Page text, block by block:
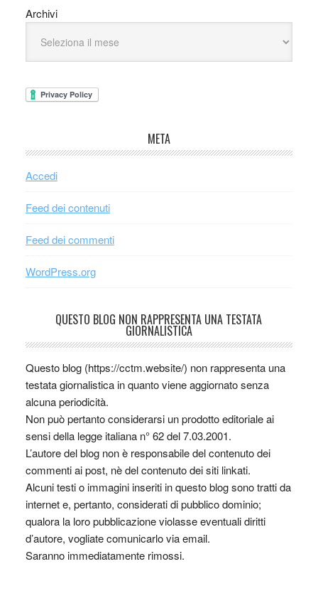
Archivi
META
Accedi
Feed dei contenuti
Feed dei commenti
WordPress.org
QUESTO BLOG NON RAPPRESENTA UNA TESTATA
GIORNALISTICA
Questo blog (https://cctm.website/) non rappresenta una
testata giornalistica in quanto viene aggiornato senza
alcuna periodicità.
Non può pertanto considerarsi un prodotto editoriale ai
sensi della legge italiana n° 62 del 7.03.2001.
L’autore del blog non è responsabile del contenuto dei
commenti ai post, nè del contenuto dei siti linkati.
Alcuni testi o immagini inseriti in questo blog sono tratti da
internet e, pertanto, considerati di pubblico dominio;
qualora la loro pubblicazione violasse eventuali diritti
d’autore, vogliate comunicarlo via email.
Saranno immediatamente rimossi.